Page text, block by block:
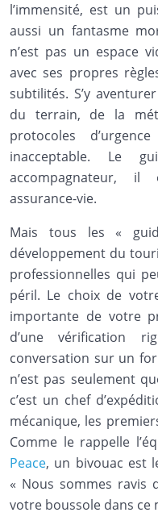
l’immensité, est un
aussi un fantasme
n’est pas un espace
avec ses propres
subtilités. S’y
du terrain, de la
protocoles
inacceptable. Le
accompagnateur,
assurance-vie.
Mais tous les «
développement du
professionnelles qui
péril. Le choix de
importante de votre
d’une vérification
conversation sur un
n’est pas seulement
c’est un chef
mécanique, les
Comme le rappelle
Peace, un bivouac est
« Nous sommes ravis
votre boussole dans ce